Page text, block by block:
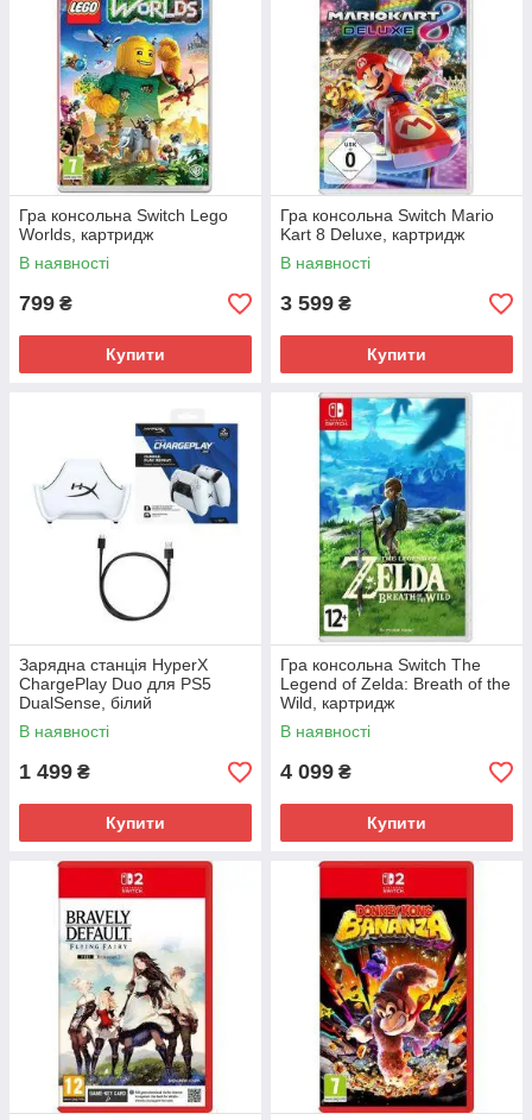
Гра консольна Switch Lego
Worlds, картридж
В наявності
799 ₴
Купити
Гра консольна Switch Mario
Kart 8 Deluxe, картридж
В наявності
3 599 ₴
Купити
Зарядна станція HyperX
ChargePlay Duo для PS5
DualSense, білий
В наявності
1 499 ₴
Купити
Гра консольна Switch The
Legend of Zelda: Breath of the
Wild, картридж
В наявності
4 099 ₴
Купити